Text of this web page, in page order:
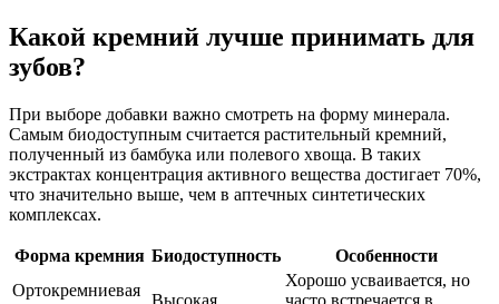
Какой кремний лучше принимать для
зубов?
При выборе добавки важно смотреть на форму минерала.
Самым биодоступным считается растительный кремний,
полученный из бамбука или полевого хвоща. В таких
экстрактах концентрация активного вещества достигает 70%,
что значительно выше, чем в аптечных синтетических
комплексах.
Форма кремния Биодоступность
Особенности
Ортокремниевая
Высокая
Хорошо усваивается, но
часто встречается в